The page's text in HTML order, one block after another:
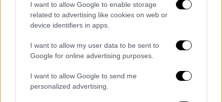
I want to allow Google to enable storage
related to advertising like cookies on web or
device identifiers in apps.
I want to allow my user data to be sent to
Google for online advertising purposes.
I want to allow Google to send me
personalized advertising.
Σε μια εναρκτήρια πρόποση, ο Σι είπε ότι οι
και ηΚίνα «θα πρέπει να είναι εταίροι
Ο Τραμπ στη συνέχεια προσκάλεσε τον Σι να
επισκεφθεί τονΛευκό Οίκοστις 24
Σεπτεμβρίου. Δεν ήταν σαφές εάν ο Κινέζος
ηγέτης είχε αποδεχτεί την πρόσκληση.